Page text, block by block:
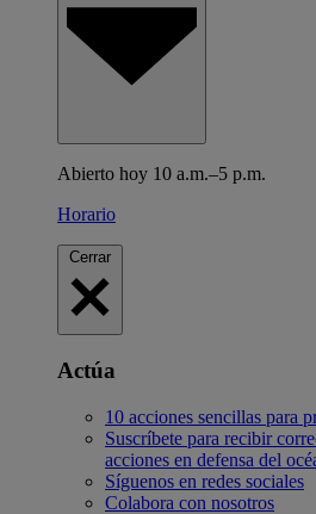
Abierto hoy 10 a.m.–5 p.m.
Horario
Cerrar
Actúa
10 acciones sencillas para
Suscríbete para recibir
acciones en defensa del
Síguenos en redes sociales
Colabora con nosotros